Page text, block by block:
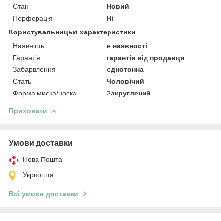
Стан
Новий
Перфорація
Ні
Користувальницькі характеристики
Наявність
в наявності
Гарантія
гарантія від продавця
Забарвлення
однотонна
Стать
Чоловічий
Форма миска/носка
Закруглений
Приховати
Умови доставки
Нова Пошта
Укрпошта
Всі умови доставки